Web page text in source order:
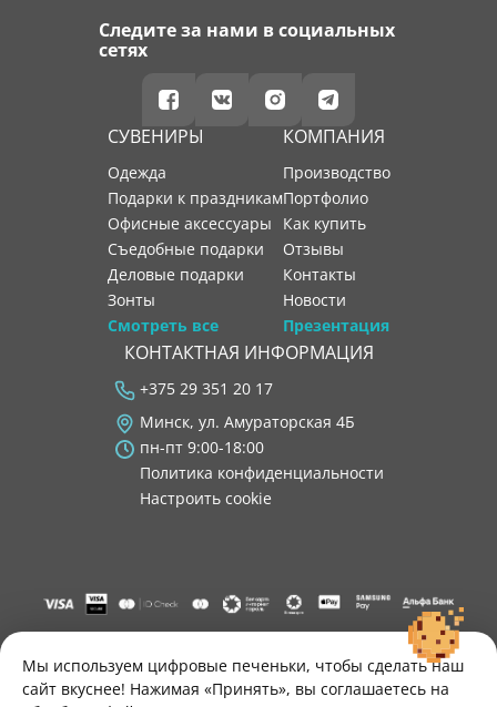
Следите за нами в социальных
сетях
СУВЕНИРЫ
Одежда
Подарки к праздникам
Офисные аксессуары
Съедобные подарки
Деловые подарки
Зонты
Смотреть все
КОМПАНИЯ
производство
портфолио
как купить
отзывы
контакты
новости
Презентация
КОНТАКТНАЯ ИНФОРМАЦИЯ
+375 29 351 20 17
Минск, ул. Амураторская 4Б
пн-пт 9:00-18:00
Политика конфиденциальности
Настроить cookie
"ООО "Лигатура", УНП 193602931, Республика Беларусь, 220004,
г. Минск, ул. Амураторская, 4Б, цокольный этаж, помещение 3.
Р/с BY34 ALFA 3012 2B24 8200 1027 0000"
Свидетельство о государственной регистрации №193602931
Мы используем цифровые печеньки, чтобы сделать наш
сайт вкуснее! Нажимая «Принять», вы соглашаетесь на